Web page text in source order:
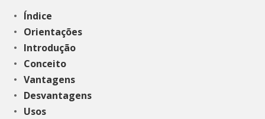
Índice
Orientações
Introdução
Conceito
Vantagens
Desvantagens
Usos